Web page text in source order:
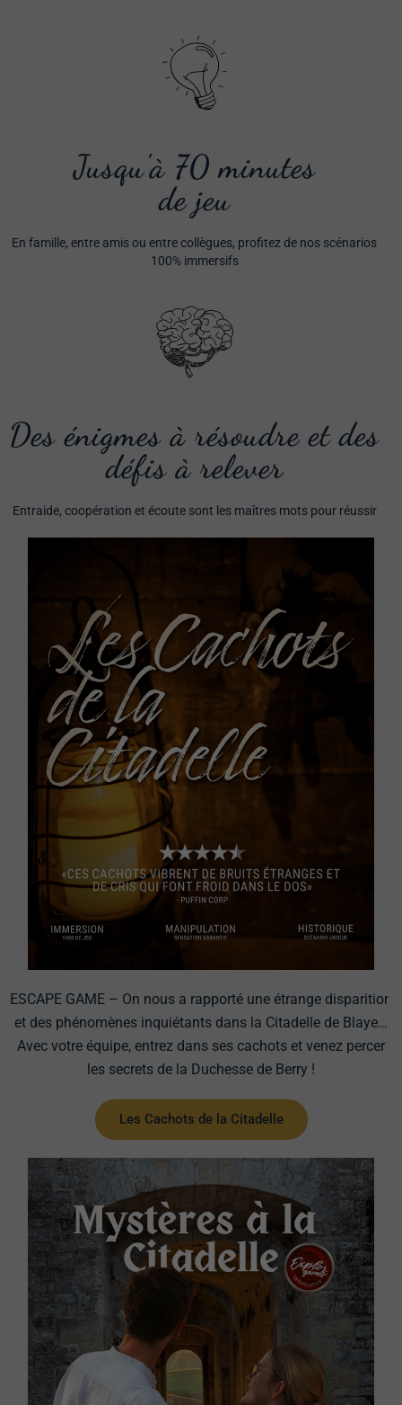
Jusqu'à 70 minutes
de jeu
En famille, entre amis ou entre collègues, profitez de nos scénarios
100% immersifs
Des énigmes à résoudre et des
défis à relever
Entraide, coopération et écoute sont les maîtres mots pour réussir
ESCAPE GAME – On nous a rapporté une étrange disparition
et des phénomènes inquiétants dans la Citadelle de Blaye…
Avec votre équipe, entrez dans ses cachots et venez percer
les secrets de la Duchesse de Berry !
Les Cachots de la Citadelle